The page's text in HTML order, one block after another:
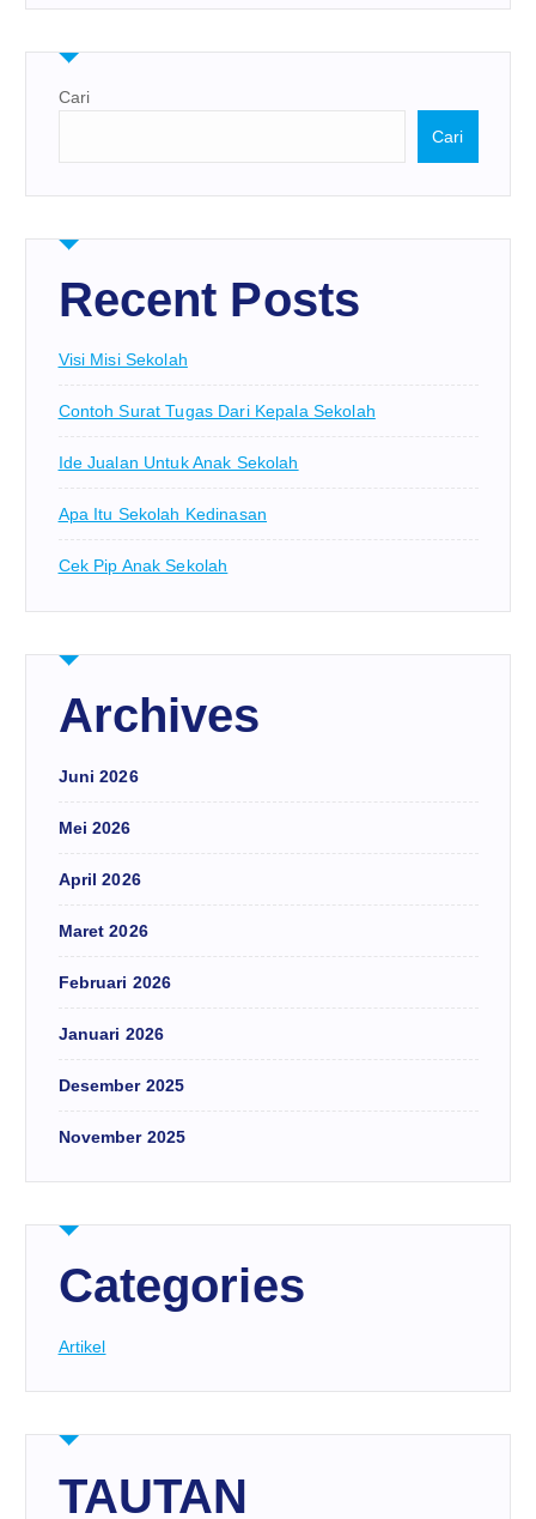
Cari
Cari
Recent Posts
Visi Misi Sekolah
Contoh Surat Tugas Dari Kepala Sekolah
Ide Jualan Untuk Anak Sekolah
Apa Itu Sekolah Kedinasan
Cek Pip Anak Sekolah
Archives
Juni 2026
Mei 2026
April 2026
Maret 2026
Februari 2026
Januari 2026
Desember 2025
November 2025
Categories
Artikel
TAUTAN